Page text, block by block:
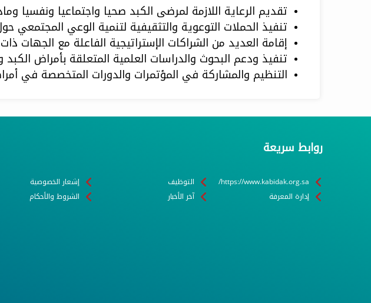
تقديم الرعاية اللازمة لمرضى الكبد صحيا واجتماعيا ونفسيا
تنفيذ الحملات التوعوية والتثقيفية لتنمية الوعي المجتمعي
إقامة العديد من الشراكات الإستراتيجية الفاعلة مع الجهات
تنفيذ ودعم البحوث والدراسات العلمية المتعلقة بأمراض الكبد
التنظيم والمشاركة في المؤتمرات والدورات المتخصصة في
روابط سريعة
https://www.kabidak.org.sa/
إدارة المعرفة
التوظيف
آخر الأخبار
إشعار الخصوصية
الشروط والأحكام